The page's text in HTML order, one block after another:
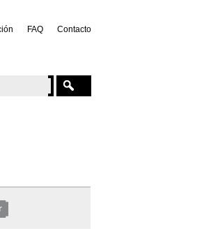
FAQ Contacto